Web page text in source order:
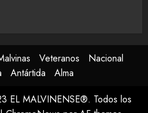
Veteranos
Nacional
Antártida
Alma
EL MALVINENSE®. Todos los